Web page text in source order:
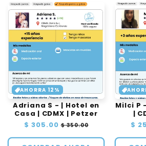
AHORRA 12%
Adriana S - | Hotel en
Casa | CDMX | Petzer
Precio
$ 305.00 Precio
oferta
$ 350.00
Milci P
|
$